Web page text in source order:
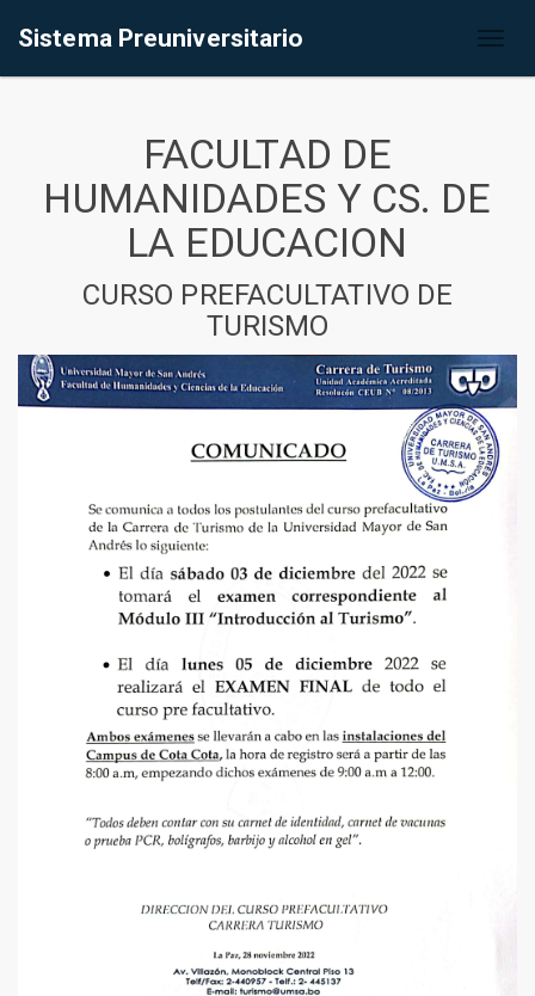
Sistema Preuniversitario
FACULTAD DE
HUMANIDADES Y CS. DE
LA EDUCACION
CURSO PREFACULTATIVO DE
TURISMO